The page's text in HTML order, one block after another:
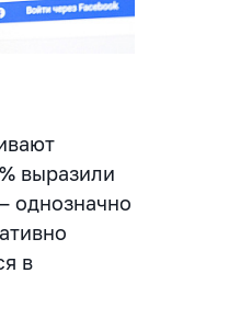
выразили
однозначно
в